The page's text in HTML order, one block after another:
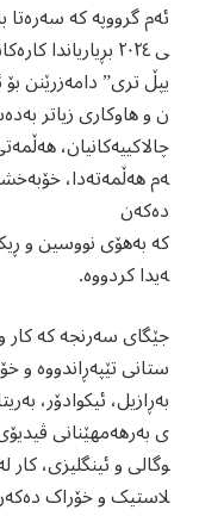
ئەم گرووپە کە سەرەتا
ی ٢٠٢٤
یپڵ تری” دامەزرێنن
ن و هاوکاری زیاتر
چالاکییەکانیان،
ەم هەڵمەتەدا،
دەکەن
کە بەهۆی نووسین و
ەیدا کردووە.
جێگای سەرنجە کە کار
ستانی تێپەڕاندووە و
بەڕازیل، ئیکوادۆر،
ی بەرهەمهێنانی
وگالی و ئینگلیزی،
لاستیک و خۆراک